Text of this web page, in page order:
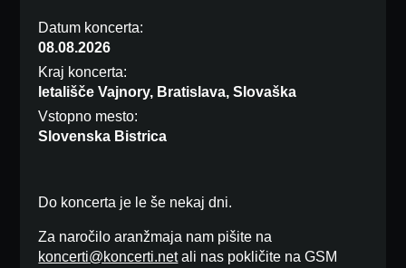
Datum koncerta:
08.08.2026
Kraj koncerta:
letališče Vajnory, Bratislava, Slovaška
Vstopno mesto:
Slovenska Bistrica
Do koncerta je le še nekaj dni.
Za naročilo aranžmaja nam pišite na
koncerti@koncerti.netali nas pokličite na GSM